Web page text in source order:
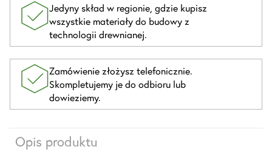
Jedyny skład w regionie, gdzie kupisz
wszystkie materiały do budowy z
technologii drewnianej.
Zamówienie złożysz telefonicznie.
Skompletujemy je do odbioru lub
dowieziemy.
Opis produktu